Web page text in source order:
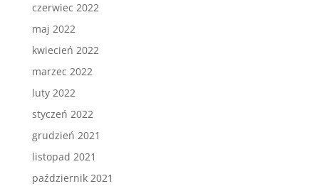
czerwiec 2022
maj 2022
kwiecień 2022
marzec 2022
luty 2022
styczeń 2022
grudzień 2021
listopad 2021
październik 2021